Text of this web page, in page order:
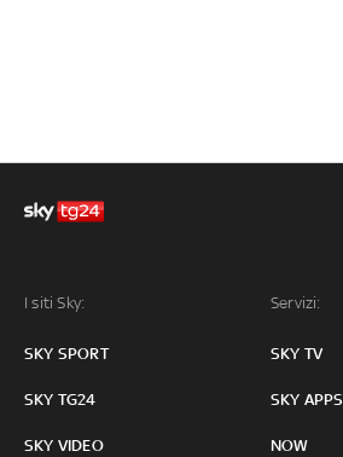
I siti Sky:
SKY SPORT
SKY TG24
SKY VIDEO
Servizi:
SKY TV
SKY APPS
NOW